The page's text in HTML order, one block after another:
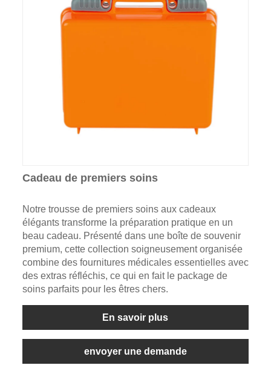
Cadeau de premiers soins
Notre trousse de premiers soins aux cadeaux
élégants transforme la préparation pratique en un
beau cadeau. Présenté dans une boîte de souvenir
premium, cette collection soigneusement organisée
combine des fournitures médicales essentielles avec
des extras réfléchis, ce qui en fait le package de
soins parfaits pour les êtres chers.
En savoir plus
envoyer une demande